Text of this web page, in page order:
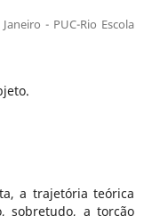
- PUC-Rio Escola
a trajetória teórica
sobretudo, a torção